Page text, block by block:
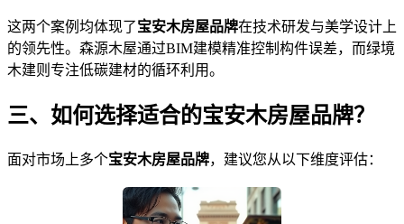
这两个案例均体现了宝安木房屋品牌在技术研发与美学设计上
的领先性。森源木屋通过BIM建模精准控制构件误差，而绿境
木建则专注低碳建材的循环利用。
三、如何选择适合的宝安木房屋品牌？
面对市场上多个宝安木房屋品牌，建议您从以下维度评估：